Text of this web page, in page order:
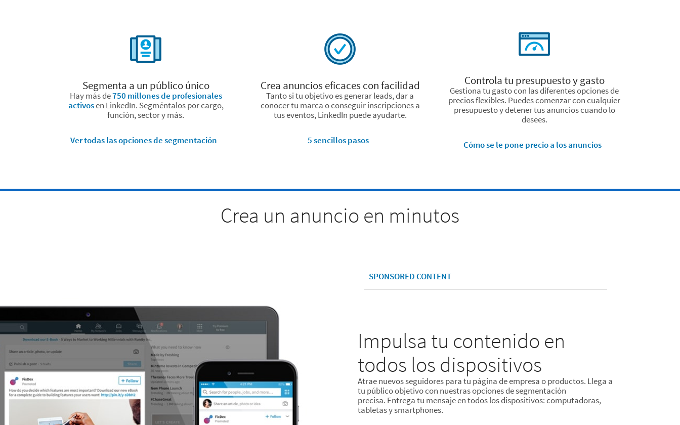
Segmenta a un público único
Hay más de750 millones de profesionales
activosen LinkedIn. Segméntalos por cargo,
función, sector y más.
Ver todas las opciones de segmentación
Crea anuncios eficaces con facilidad
Tanto si tu objetivo es generar leads, dar a
conocer tu marca o conseguir inscripciones a
tus eventos, LinkedIn puede ayudarte.
5 sencillos pasos
Controla tu presupuesto y gasto
Gestiona tu gasto con las diferentes opciones de
precios flexibles. Puedes comenzar con cualquier
presupuesto y detener tus anuncios cuando lo
desees.
Cómo se le pone precio a los anuncios
Crea un anuncio en minutos
SPONSORED CONTENT
Impulsa tu contenido en
todos los dispositivos
Atrae nuevos seguidores para tu página de empresa o productos. Llega a
tu público objetivo con nuestras opciones de segmentación
precisa. Entrega tu mensaje en todos los dispositivos: computadoras,
tabletas y smartphones.